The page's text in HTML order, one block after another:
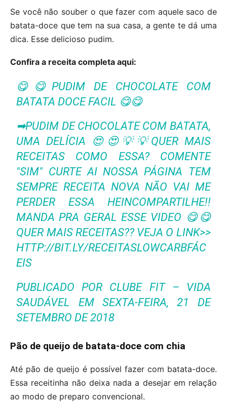
Se você não souber o que fazer com aquele saco de
batata-doce que tem na sua casa, a gente te dá uma
dica. Esse delicioso pudim.
Confira a receita completa aqui:
😋😋PUDIM DE CHOCOLATE COM
BATATA DOCE FACIL 😋😋
➡PUDIM DE CHOCOLATE COM BATATA,
UMA DELÍCIA 😍😍💡💡QUER MAIS
RECEITAS COMO ESSA? COMENTE
"SIM" CURTE AI NOSSA PÁGINA TEM
SEMPRE RECEITA NOVA NÃO VAI ME
PERDER ESSA HEINCOMPARTILHE!!
MANDA PRA GERAL ESSE VIDEO 😋😋
QUER MAIS RECEITAS?? VEJA O LINK>>
HTTP://BIT.LY/RECEITASLOWCARBFÁC
EIS
PUBLICADO POR CLUBE FIT – VIDA
SAUDÁVEL EM SEXTA-FEIRA, 21 DE
SETEMBRO DE 2018
Pão de queijo de batata-doce com chia
Até pão de queijo é possível fazer com batata-doce.
Essa receitinha não deixa nada a desejar em relação
ao modo de preparo convencional.